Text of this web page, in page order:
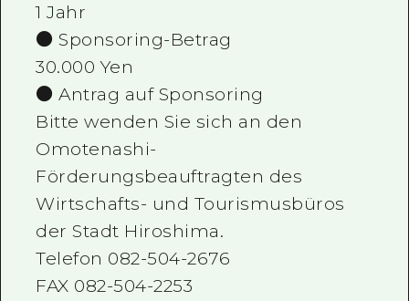
1 Jahr
● Sponsoring-Betrag
30.000 Yen
● Antrag auf Sponsoring
Bitte wenden Sie sich an den
Omotenashi-
Förderungsbeauftragten des
Wirtschafts- und Tourismusbüros
der Stadt Hiroshima.
Telefon 082-504-2676
FAX 082-504-2253